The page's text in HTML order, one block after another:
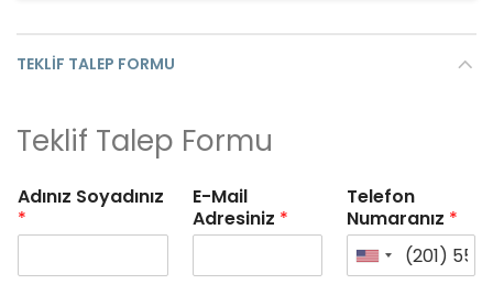
TEKLIF TALEP FORMU
Teklif Talep Formu
Adınız Soyadınız
*
E-Mail
Adresiniz *
Telefon
Numaranız *